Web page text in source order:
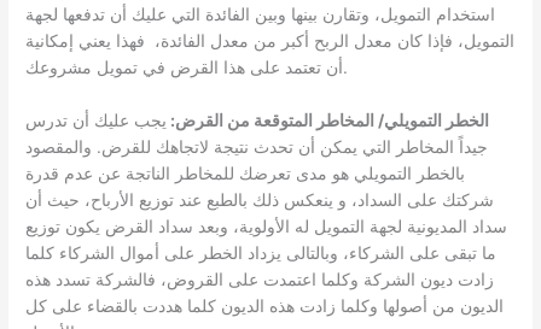
استخدام التمويل، وتقارن بينها وبين الفائدة التي عليك أن تدفعها لجهة
التمويل، فإذا كان معدل الربح أكبر من معدل الفائدة، فهذا يعني إمكانية
أن تعتمد على هذا القرض في تمويل مشروعك.
الخطر التمويلي/ المخاطر المتوقعة من القرض: يجب عليك أن تدرس
جيداً المخاطر التي يمكن أن تحدث نتيجة لاتجاهك للقرض. والمقصود
بالخطر التمويلي هو مدى تعرضك للمخاطر الناتجة عن عدم قدرة
شركتك على السداد، و ينعكس ذلك بالطبع عند توزيع الأرباح، حيث أن
سداد المديونية لجهة التمويل له الأولوية، وبعد سداد القرض يكون توزيع
ما تبقى على الشركاء، وبالتالى يزداد الخطر على أموال الشركاء كلما
زادت ديون الشركة وكلما اعتمدت على القروض، فالشركة تسدد هذه
الديون من أصولها وكلما زادت هذه الديون كلما هددت بالقضاء على كل